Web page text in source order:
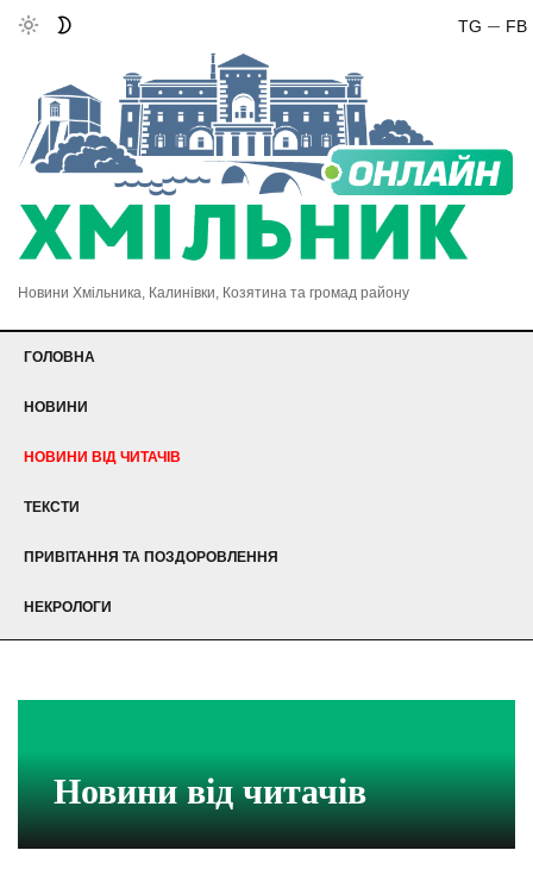
FB
TG
Новини Хмільника, Калинівки, Козятина та громад району
ГОЛОВНА
НОВИНИ
НОВИНИ ВІД ЧИТАЧІВ
ТЕКСТИ
ПРИВІТАННЯ ТА ПОЗДОРОВЛЕННЯ
НЕКРОЛОГИ
Новини від читачів